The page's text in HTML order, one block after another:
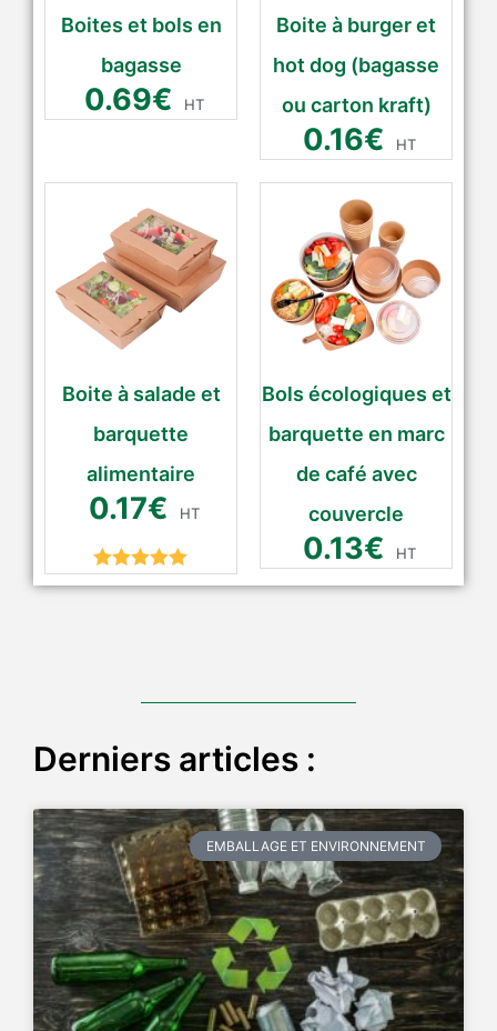
Boites et bols en
bagasse
0.69€ HT
Boite à burger et
hot dog (bagasse
ou carton kraft)
0.16€ HT
Boite à salade et
barquette
alimentaire
0.17€ HT
Rated5.00
Bols écologiques et
barquette en marc
de café avec
couvercle
0.13€ HT
Derniers articles :
EMBALLAGE ET ENVIRONNEMENT